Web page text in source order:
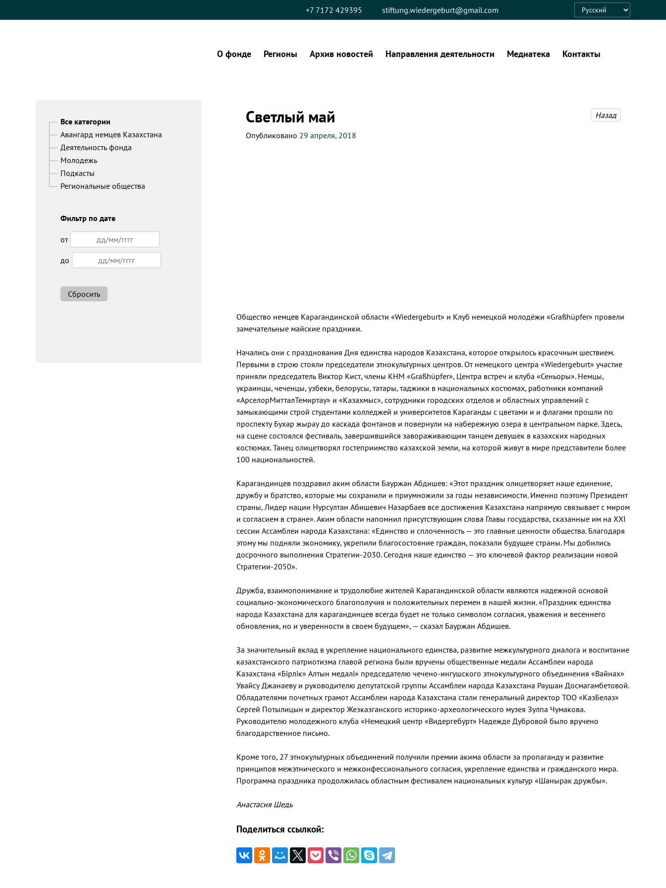
+7 7172 429395 stiftung.wiedergeburt@gmail.com
Language
О фонде Регионы Архив новостей Направления деятельности Медиатека Контакты
Светлый май Назад
Опубликовано 29 апреля, 2018
Общество немцев Карагандинской области «Wiedergeburt» и Клуб немецкой молодёжи «Graßhüpfer» провели
замечательные майские праздники.
Начались они с празднования Дня единства народов Казахстана, которое открылось красочным шествием.
Первыми в строю стояли председатели этнокультурных центров. От немецкого центра «Wiedergeburt» участие
приняли председатель Виктор Кист, члены КНМ «Graßhüpfer», Центра встреч и клуба «Сеньоры». Немцы,
украинцы, чеченцы, узбеки, белорусы, татары, таджики в национальных костюмах, работники компаний
«АрселорМитталТемиртау» и «Казахмыс», сотрудники городских отделов и областных управлений с
замыкающими строй студентами колледжей и университетов Караганды с цветами и и флагами прошли по
проспекту Бухар жырау до каскада фонтанов и повернули на набережную озера в центральном парке. Здесь,
на сцене состоялся фестиваль, завершившийся завораживающим танцем девушек в казахских народных
костюмах. Танец олицетворял гостеприимство казахской земли, на которой живут в мире представители более
100 национальностей.
Карагандинцев поздравил аким области Бауржан Абдишев: «Этот праздник олицетворяет наше единение,
дружбу и братство, которые мы сохранили и приумножили за годы независимости. Именно поэтому Президент
страны, Лидер нации Нурсултан Абишевич Назарбаев все достижения Казахстана напрямую связывает с миром
и согласием в стране». Аким области напомнил присутствующим слова Главы государства, сказанные им на XXI
сессии Ассамблеи народа Казахстана: «Единство и сплоченность — это главные ценности общества. Благодаря
этому мы подняли экономику, укрепили благосостояние граждан, показали будущее страны. Мы добились
досрочного выполнения Стратегии-2030. Сегодня наше единство — это ключевой фактор реализации новой
Стратегии-2050».
Дружба, взаимопонимание и трудолюбие жителей Карагандинской области являются надежной основой
социально-экономического благополучия и положительных перемен в нашей жизни. «Праздник единства
народа Казахстана для карагандинцев всегда будет не только символом согласия, уважения и весеннего
обновления, но и уверенности в своем будущем», — сказал Бауржан Абдишев.
За значительный вклад в укрепление национального единства, развитие межкультурного диалога и воспитание
казахстанского патриотизма главой региона были вручены общественные медали Ассамблеи народа
Казахстана «Бірлік» Алтын медалі» председателю чечено-ингушского этнокультурного объединения «Вайнах»
Увайсу Джанаеву и руководителю депутатской группы Ассамблеи народа Казахстана Раушан Досмагамбетовой.
Обладателями почетных грамот Ассамблеи народа Казахстана стали генеральный директор ТОО «КазБелаз»
Сергей Потылицын и директор Жезказганского историко-археологического музея Зулпа Чумакова.
Руководителю молодежного клуба «Немецкий центр «Видергебурт» Надежде Дубровой было вручено
благодарственное письмо.
Кроме того, 27 этнокультурных объединений получили премии акима области за пропаганду и развитие
принципов межэтнического и межконфессионального согласия, укрепление единства и гражданского мира.
Программа праздника продолжилась областным фестивалем национальных культур «Шанырак дружбы».
Анастасия Шедь
Поделиться ссылкой:
Все категории
Авангард немцев Казахстана
Деятельность фонда
Молодежь
Подкасты
Региональные общества
Фильтр по дате
от
до
Сбросить